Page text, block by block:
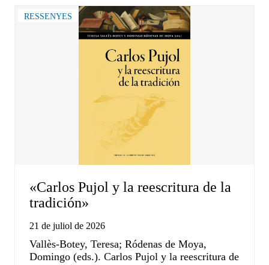
RESSENYES
«Carlos Pujol y la reescritura de la
tradición»
21 de juliol de 2026
Vallès-Botey, Teresa; Ródenas de Moya,
Domingo (eds.). Carlos Pujol y la reescritura de